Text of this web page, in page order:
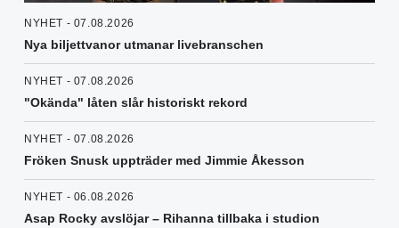
NYHET - 07.08.2026
Nya biljettvanor utmanar livebranschen
NYHET - 07.08.2026
"Okända" låten slår historiskt rekord
NYHET - 07.08.2026
Fröken Snusk uppträder med Jimmie Åkesson
NYHET - 06.08.2026
Asap Rocky avslöjar – Rihanna tillbaka i studion